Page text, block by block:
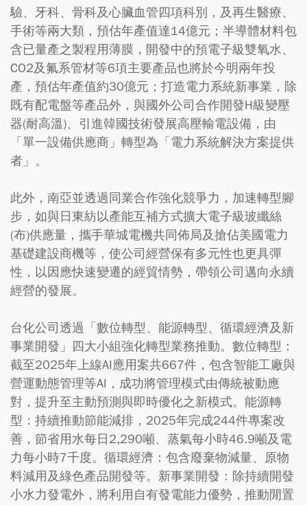
驗、牙科、骨科及心臟血管四項科別，及再生醫療、
手術等兩大類，預估年產值達14億元；半導體材料包
含已量產之製程用薄膜，開發中的預電子級雙氧水、
CO2及氟系管材等6項主要產品也將於今明兩年投
產，預估年產值約30億元；打造電力系統新事業，除
既有配電盤等產品外，與國外公司合作開發H級變壓
器(耐高溫)、引進韓國技術發展高壓輸電設備，由
「單一設備供應商」轉型為「電力系統解決方案提供
者」。
此外，南亞並透過同業合作強化競爭力，加速轉型腳
步，如與日東紡以產能互補方式擴大電子級玻纖絲
(布)供應量，攜手華城電機共同佈局及搶佔美國電力
基礎建設商機等，使公司經營保有多元性也更具彈
性，以因應快速變遷的經貿情勢，帶領公司邁向永續
經營的發展。
台化公司透過「數位轉型、能源轉型、循環經濟及新
事業開發」四大小組強化轉型業務推動。數位轉型：
截至2025年上線AI應用案共667件，包含智能工廠與
營運動態管理等AI，成功將管理模式由傳統被動應
對，提升至主動預測與即時優化之新模式。能源轉
型：持續推動節能減排，2025年完成244件專案改
善，節省用水每日2,290噸、蒸氣每小時46.9噸及電
力每小時7千度。循環經濟：包含廢棄物減量、原物
料減用及綠色產品開發等。新事業開發：除持續開發
小水力發電外，將利用自有發電能力優勢，推動閒置